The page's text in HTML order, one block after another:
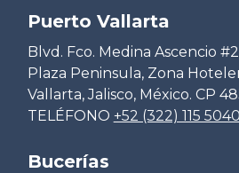
Puerto Vallarta
Blvd. Fco. Medina Ascencio
Plaza Peninsula, Zona
Vallarta, Jalisco, México. CP
TELÉFONO +52 (322) 115 5040
Bucerías